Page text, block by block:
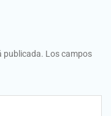
publicada. Los campos